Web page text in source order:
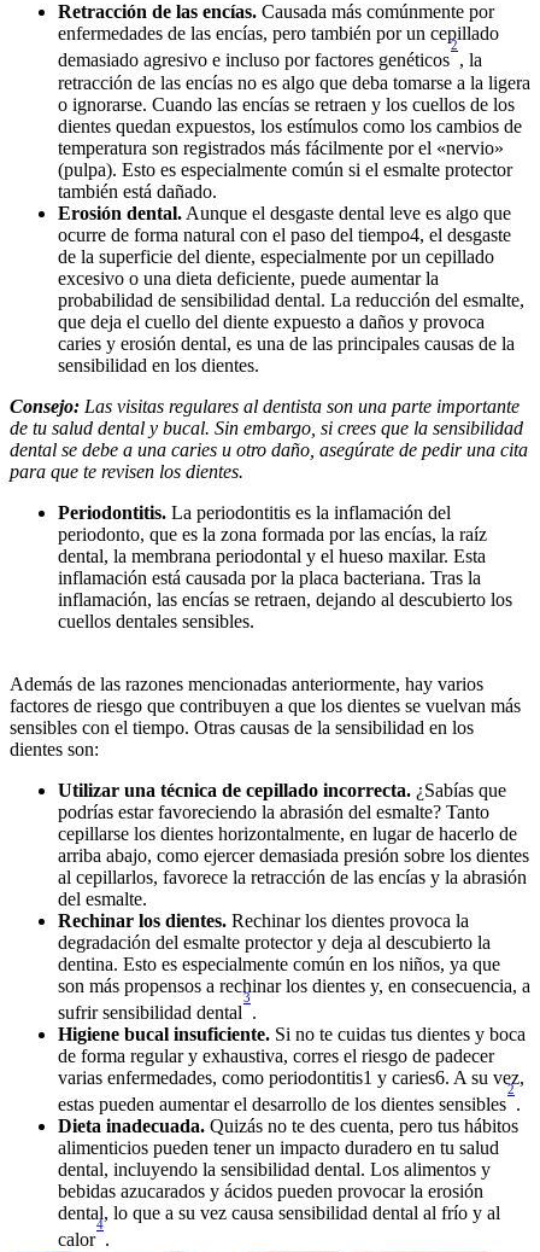
Retracción de las encías. Causada más comúnmente por
enfermedades de las encías, pero también por un cepillado
demasiado agresivo e incluso por factores genéticos
2
, la
retracción de las encías no es algo que deba tomarse a la ligera
o ignorarse. Cuando las encías se retraen y los cuellos de los
dientes quedan expuestos, los estímulos como los cambios de
temperatura son registrados más fácilmente por el «nervio»
(pulpa). Esto es especialmente común si el esmalte protector
también está dañado.
Erosión dental. Aunque el desgaste dental leve es algo que
ocurre de forma natural con el paso del tiempo4, el desgaste
de la superficie del diente, especialmente por un cepillado
excesivo o una dieta deficiente, puede aumentar la
probabilidad de sensibilidad dental. La reducción del esmalte,
que deja el cuello del diente expuesto a daños y provoca
caries y erosión dental, es una de las principales causas de la
sensibilidad en los dientes.
Consejo: Las visitas regulares al dentista son una parte importante
de tu salud dental y bucal. Sin embargo, si crees que la sensibilidad
dental se debe a una caries u otro daño, asegúrate de pedir una cita
para que te revisen los dientes.
Periodontitis. La periodontitis es la inflamación del
periodonto, que es la zona formada por las encías, la raíz
dental, la membrana periodontal y el hueso maxilar. Esta
inflamación está causada por la placa bacteriana. Tras la
inflamación, las encías se retraen, dejando al descubierto los
cuellos dentales sensibles.
Además de las razones mencionadas anteriormente, hay varios
factores de riesgo que contribuyen a que los dientes se vuelvan más
sensibles con el tiempo. Otras causas de la sensibilidad en los
dientes son:
Utilizar una técnica de cepillado incorrecta. ¿Sabías que
podrías estar favoreciendo la abrasión del esmalte? Tanto
cepillarse los dientes horizontalmente, en lugar de hacerlo de
arriba abajo, como ejercer demasiada presión sobre los dientes
al cepillarlos, favorece la retracción de las encías y la abrasión
del esmalte.
Rechinar los dientes. Rechinar los dientes provoca la
degradación del esmalte protector y deja al descubierto la
dentina. Esto es especialmente común en los niños, ya que
son más propensos a rechinar los dientes y, en consecuencia, a
sufrir sensibilidad dental
3
.
Higiene bucal insuficiente. Si no te cuidas tus dientes y boca
de forma regular y exhaustiva, corres el riesgo de padecer
varias enfermedades, como periodontitis1 y caries6. A su vez,
estas pueden aumentar el desarrollo de los dientes sensibles
2
.
Dieta inadecuada. Quizás no te des cuenta, pero tus hábitos
alimenticios pueden tener un impacto duradero en tu salud
dental, incluyendo la sensibilidad dental. Los alimentos y
bebidas azucarados y ácidos pueden provocar la erosión
dental, lo que a su vez causa sensibilidad dental al frío y al
calor
4
.